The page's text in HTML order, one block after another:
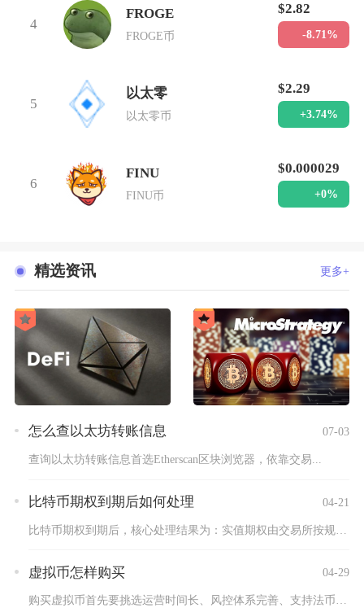
4
FROGE
FROGE币
$2.82
-8.71%
5
以太零
以太零币
$2.29
+3.74%
6
FINU
FINU币
$0.000029
+0%
精选资讯 更多+
怎么查以太坊转账信息 07-03
查询以太坊转账信息首选Etherscan区块浏览器，依靠交易...
比特币期权到期后如何处理 04-21
比特币期权到期后，核心处理结果为：实值期权由交易所按规则自动...
虚拟币怎样购买 04-29
购买虚拟币首先要挑选运营时间长、风控体系完善、支持法币交易的...